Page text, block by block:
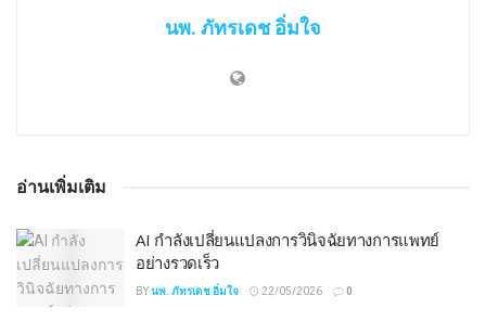
นพ. ภัทรเดช อิ่มใจ
อ่านเพิ่มเติม
AI กำลังเปลี่ยนแปลงการวินิจฉัยทางการแพทย์
อย่างรวดเร็ว
BYนพ. ภัทรเดช อิ่มใจ 22/05/2026 0